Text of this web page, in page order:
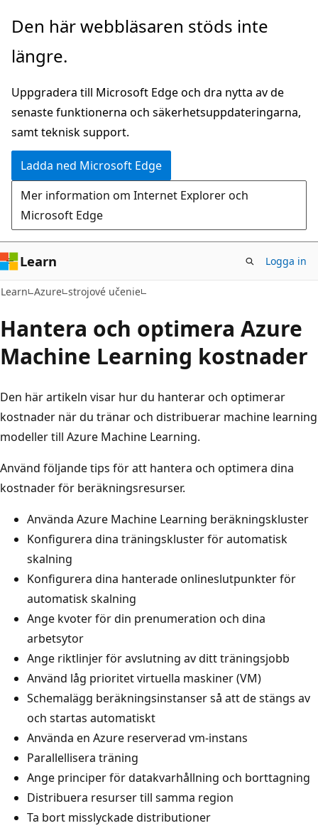
Hoppa
huvudinnehåll
Den här webbläsaren stöds inte
längre.
Uppgradera till Microsoft Edge och dra nytta av de
senaste funktionerna och säkerhetsuppdateringarna,
samt teknisk support.
Ladda ned Microsoft Edge
Mer information om Internet Explorer och
Microsoft Edge
Learn Logga in
Learn Azure strojové učenie
Hantera och optimera Azure
Machine Learning kostnader
Den här artikeln visar hur du hanterar och optimerar
kostnader när du tränar och distribuerar machine learning
modeller till Azure Machine Learning.
Använd följande tips för att hantera och optimera dina
kostnader för beräkningsresurser.
Använda Azure Machine Learning beräkningskluster
Konfigurera dina träningskluster för automatisk
skalning
Konfigurera dina hanterade onlineslutpunkter för
automatisk skalning
Ange kvoter för din prenumeration och dina
arbetsytor
Ange riktlinjer för avslutning av ditt träningsjobb
Använd låg prioritet virtuella maskiner (VM)
Schemalägg beräkningsinstanser så att de stängs av
och startas automatiskt
Använda en Azure reserverad vm-instans
Parallellisera träning
Ange principer för datakvarhållning och borttagning
Distribuera resurser till samma region
Ta bort misslyckade distributioner